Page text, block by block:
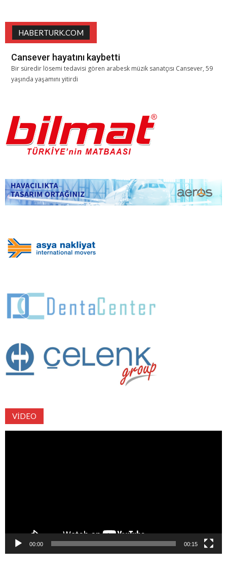
HABERTURK.COM
Cansever hayatını kaybetti
Bir süredir lösemi tedavisi gören arabesk müzik sanatçısı Cansever, 59
yaşında yaşamını yitirdi
VIDEO
00:00 00:15